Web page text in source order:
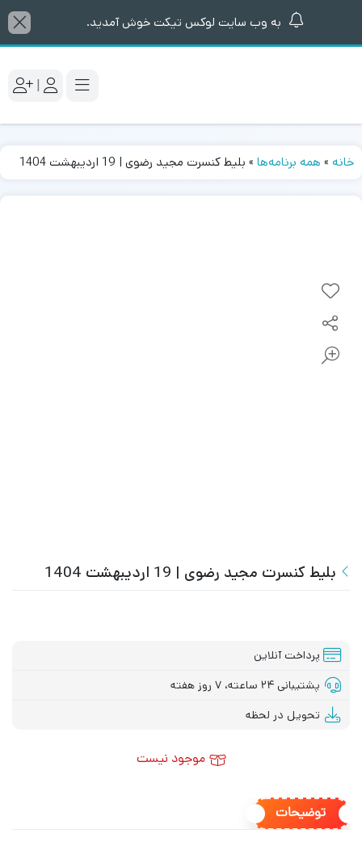
به وب سایت لوکس تیکت خوش آمدید.
|
خانه » همه برنامه‌ها » بلیط کنسرت مجید رضوی | 19 اردیبهشت 1404
بلیط کنسرت مجید رضوی | 19 اردیبهشت 1404
پرداخت آنلاین
پشتیبانی ۲۴ ساعته، ۷ روز هفته
تحویل در لحظه
موجود نیست
توضیحات